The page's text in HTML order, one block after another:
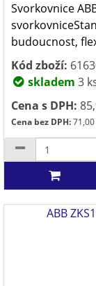
Svorkovnice
budoucnost,
Kód zboží:
skladem 3
Cena s DPH:
Cena bez DPH:71,00
ABB